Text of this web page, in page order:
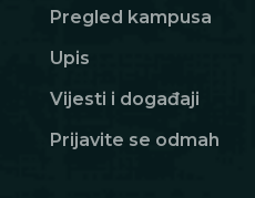
Pregled kampusa
Upis
Vijesti i događaji
Prijavite se odmah